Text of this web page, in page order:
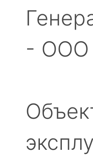
- ООО